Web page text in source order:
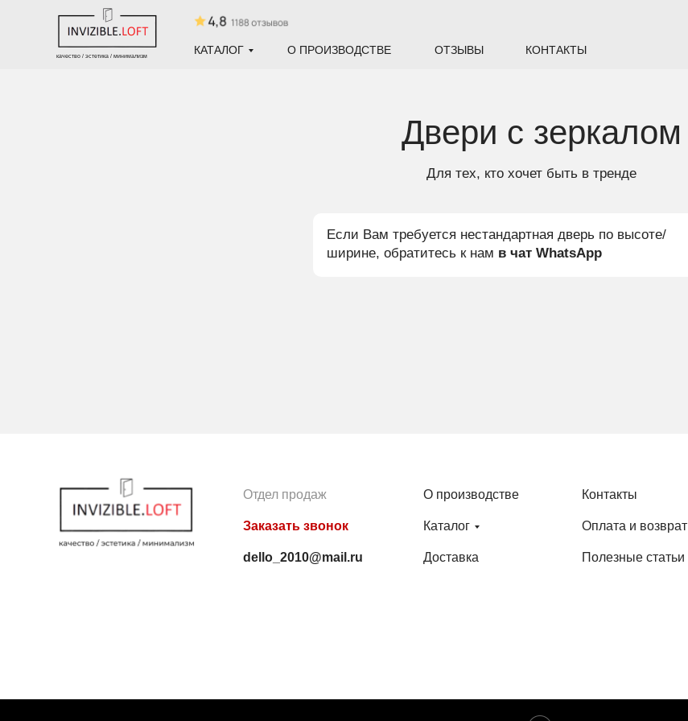
КАТАЛОГ О ПРОИЗВОДСТВЕ ОТЗЫВЫ КОНТАКТЫ
качество / эстетика / минимализм
Двери с зеркалом
Если Вам требуется нестандартная дверь по высоте/
ширине, обратитесь к нам в чат WhatsApp
Для тех, кто хочет быть в тренде
Отдел продаж
Заказать звонок
dello_2010@mail.ru Доставка
О производстве
Каталог Оплата и возврат
Полезные статьи
Контакты